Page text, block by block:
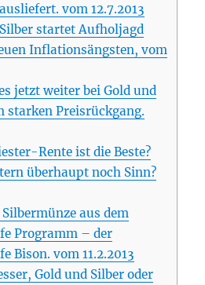
vom 12.7.2013
startet Aufholjagd
Inflationsängsten, vom
jetzt weiter bei Gold und
starken Preisrückgang.
Rente ist die Beste?
überhaupt noch Sinn?
aus dem
Programm – der
Bison. vom 11.2.2013
Gold und Silber oder